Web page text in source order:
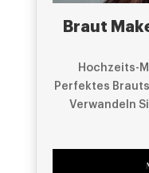
Braut
Hochzeits-
Perfektes
Verwandeln